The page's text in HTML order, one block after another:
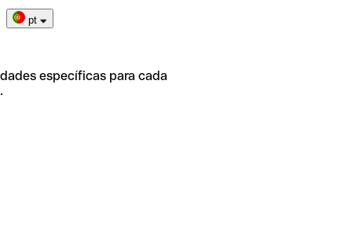
pt
específicas para cada